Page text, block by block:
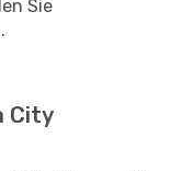
Sie
City